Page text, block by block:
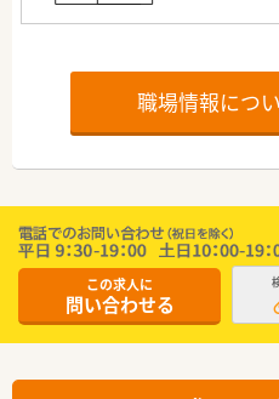
職場情報につ
この求人に
問い合わせる